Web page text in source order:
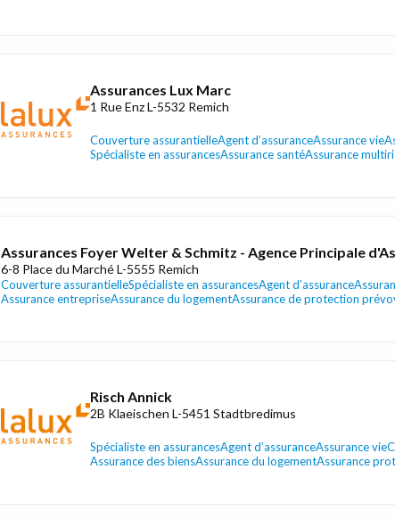
Assurances Lux Marc
1 Rue Enz L-5532 Remich
Couverture assurantielleAgent d’assuranceAssurance vie
Spécialiste en assurancesAssurance santéAssurance
Assurances Foyer Welter & Schmitz - Agence Principale
6-8 Place du Marché L-5555 Remich
Couverture assurantielleSpécialiste en assurancesAgent d’assurance
Assurance entrepriseAssurance du logementAssurance de protection
Risch Annick
2B Klaeischen L-5451 Stadtbredimus
Spécialiste en assurancesAgent d’assuranceAssurance vie
Assurance des biensAssurance du logementAssurance